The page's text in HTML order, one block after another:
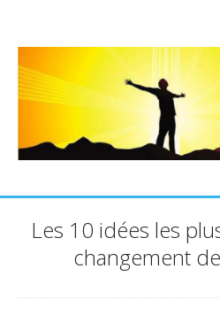
Les 10 idées les
changement